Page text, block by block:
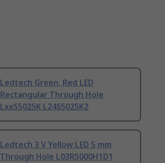
Ledtech Green, Red LED
Rectangular Through Hole
LxxS5025K L24S5025K2
Ledtech 3 V Yellow LED 5 mm
Through Hole L03R5000H1D1